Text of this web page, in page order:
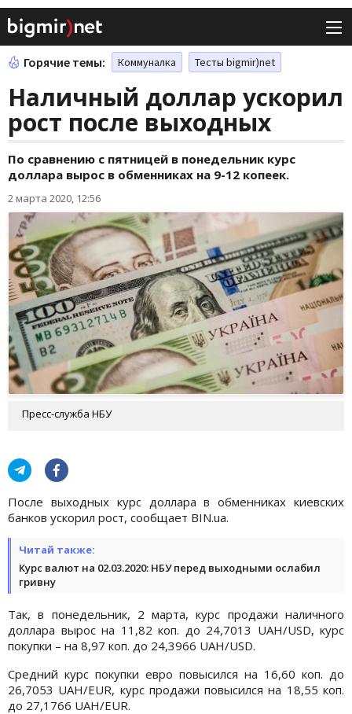
Горячие темы: Коммуналка Тесты bigmir)net
Наличный доллар ускорил
рост после выходных
По сравнению с пятницей в понедельник курс
доллара вырос в обменниках на 9-12 копеек.
2 марта 2020, 12:56
Пресс-служба НБУ
После выходных курс доллара в обменниках киевских
банков ускорил рост, сообщает BIN.ua.
Читай также:
Курс валют на 02.03.2020: НБУ перед выходными ослабил
гривну
Так, в понедельник, 2 марта, курс продажи наличного
доллара вырос на 11,82 коп. до 24,7013 UAH/USD, курс
покупки – на 8,97 коп. до 24,3966 UAH/USD.
Средний курс покупки евро повысился на 16,60 коп. до
26,7053 UAH/EUR, курс продажи повысился на 18,55 коп.
до 27,1766 UAH/EUR.